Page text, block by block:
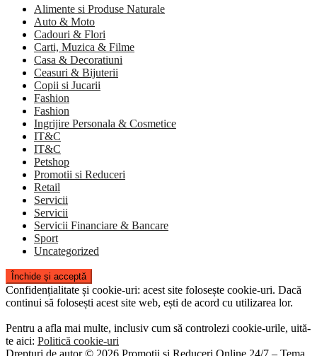
Alimente si Produse Naturale
Auto & Moto
Cadouri & Flori
Carti, Muzica & Filme
Casa & Decoratiuni
Ceasuri & Bijuterii
Copii si Jucarii
Fashion
Fashion
Ingrijire Personala & Cosmetice
IT&C
IT&C
Petshop
Promotii si Reduceri
Retail
Servicii
Servicii
Servicii Financiare & Bancare
Sport
Uncategorized
Confidențialitate și cookie-uri: acest site folosește cookie-uri. Dacă
continui să folosești acest site web, ești de acord cu utilizarea lor.
Pentru a afla mai multe, inclusiv cum să controlezi cookie-urile, uită-
te aici: Politică cookie-uri
Drepturi de autor © 2026 Promoții și Reduceri Online 24/7 – Tema